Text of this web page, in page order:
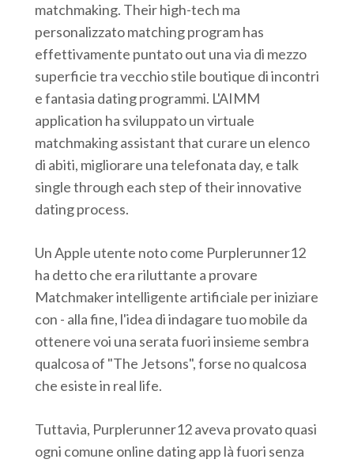
matchmaking. Their high-tech ma
personalizzato matching program has
effettivamente puntato out una via di mezzo
superficie tra vecchio stile boutique di incontri
e fantasia dating programmi. L'AIMM
application ha sviluppato un virtuale
matchmaking assistant that curare un elenco
di abiti, migliorare una telefonata day, e talk
single through each step of their innovative
dating process.
Un Apple utente noto come Purplerunner12
ha detto che era riluttante a provare
Matchmaker intelligente artificiale per iniziare
con - alla fine, l'idea di indagare tuo mobile da
ottenere voi una serata fuori insieme sembra
qualcosa of "The Jetsons", forse no qualcosa
che esiste in real life.
Tuttavia, Purplerunner12 aveva provato quasi
ogni comune online dating app là fuori senza